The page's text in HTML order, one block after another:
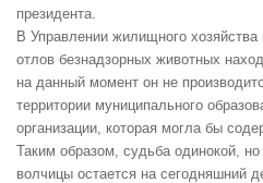
президента.
В Управлении жилищного
отлов безнадзорных животных
на данный момент он не
территории муниципального
организации, которая могла бы
Таким образом, судьба одинокой,
волчицы остается на сегодняшний